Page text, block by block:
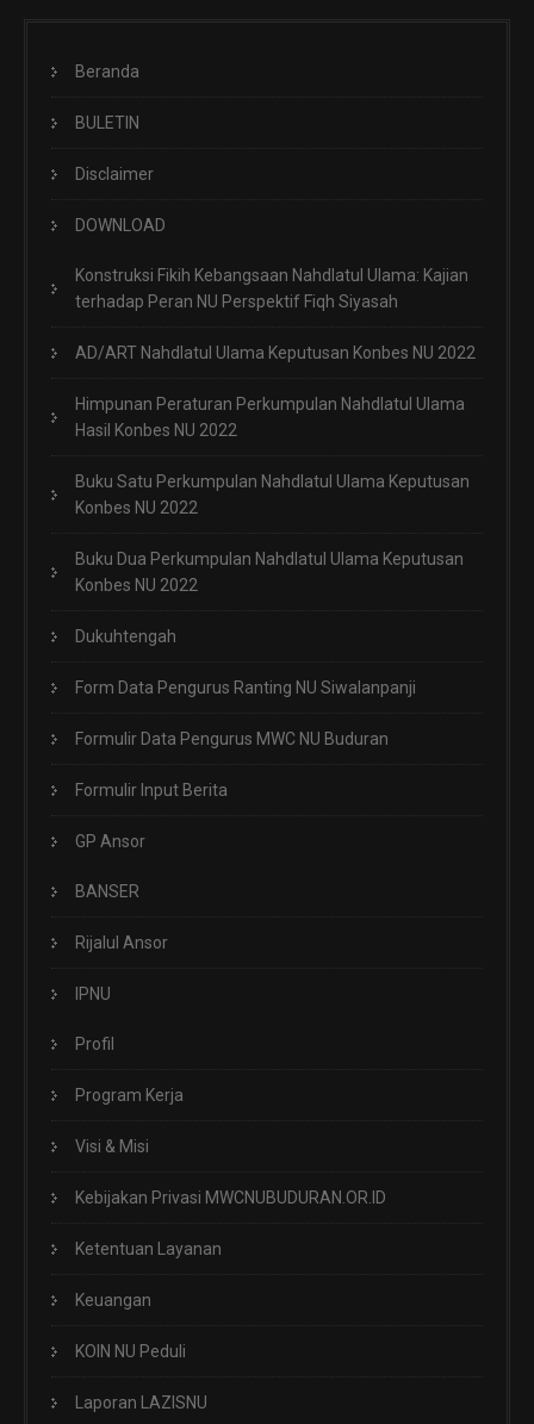
Beranda
BULETIN
Disclaimer
DOWNLOAD
Konstruksi Fikih Kebangsaan Nahdlatul Ulama: Kajian
terhadap Peran NU Perspektif Fiqh Siyasah
AD/ART Nahdlatul Ulama Keputusan Konbes NU 2022
Himpunan Peraturan Perkumpulan Nahdlatul Ulama
Hasil Konbes NU 2022
Buku Satu Perkumpulan Nahdlatul Ulama Keputusan
Konbes NU 2022
Buku Dua Perkumpulan Nahdlatul Ulama Keputusan
Konbes NU 2022
Dukuhtengah
Form Data Pengurus Ranting NU Siwalanpanji
Formulir Data Pengurus MWC NU Buduran
Formulir Input Berita
GP Ansor
BANSER
Rijalul Ansor
IPNU
Profil
Program Kerja
Visi & Misi
Kebijakan Privasi MWCNUBUDURAN.OR.ID
Ketentuan Layanan
Keuangan
KOIN NU Peduli
Laporan LAZISNU